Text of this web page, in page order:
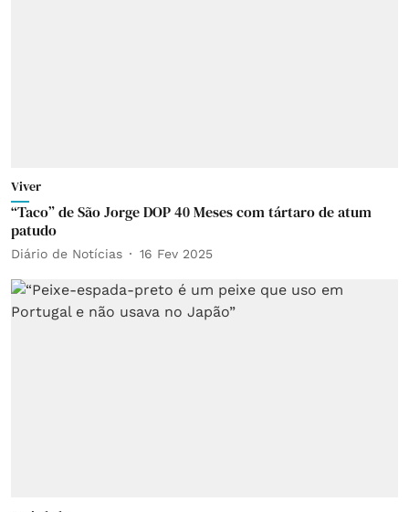
Viver
“Taco” de São Jorge DOP 40 Meses com tártaro de atum
patudo
Diário de Notícias 16 Fev 2025